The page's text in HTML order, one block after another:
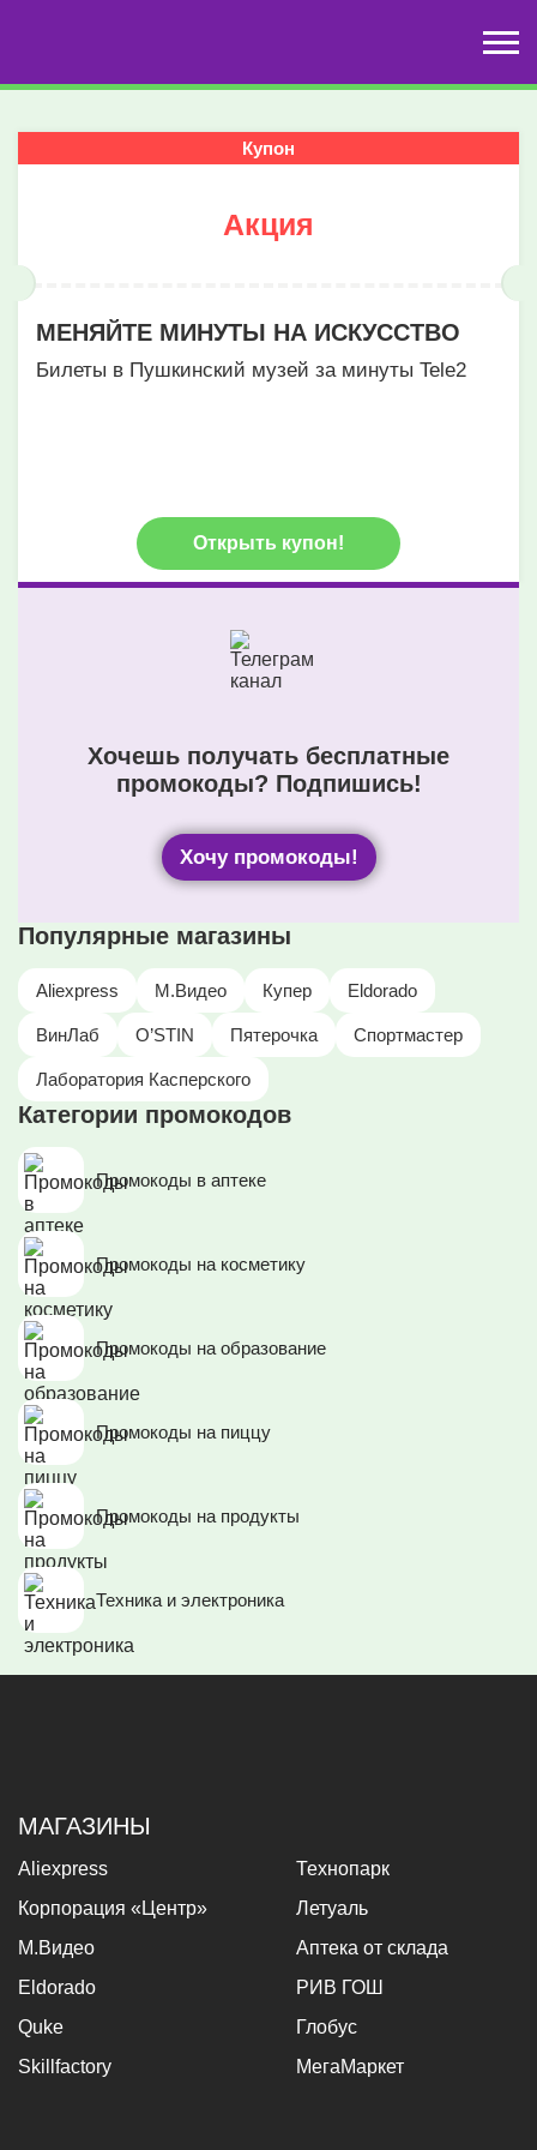
Купон
Акция
МЕНЯЙТЕ МИНУТЫ НА ИСКУССТВО
Билеты в Пушкинский музей за минуты Tele2
Открыть купон!
Хочешь получать бесплатные
промокоды? Подпишись!
Хочу промокоды!
Популярные магазины
Aliexpress М.Видео Купер Eldorado
ВинЛаб O’STIN Пятерочка Спортмастер
Лаборатория Касперского
Категории промокодов
Промокоды в аптеке
Промокоды на косметику
Промокоды на образование
Промокоды на пиццу
Промокоды на продукты
Техника и электроника
МАГАЗИНЫ
Aliexpress
Технопарк
Корпорация «Центр»
Летуаль
М.Видео
Аптека от склада
Eldorado
РИВ ГОШ
Quke
Глобус
Skillfactory
МегаМаркет